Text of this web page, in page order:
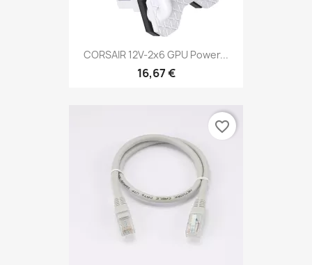
CORSAIR 12V-2x6 GPU Power...
16,67 €
favorite_border